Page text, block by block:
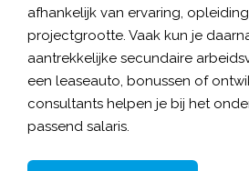
afhankelijk van ervaring,
projectgrootte. Vaak kun je
aantrekkelijke secundaire
een leaseauto, bonussen of
consultants helpen je bij het
passend salaris.